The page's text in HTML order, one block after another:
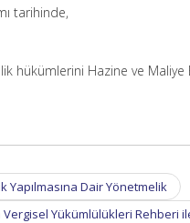
tarihinde,
hükümlerini Hazine ve Maliye
Yapılmasına Dair Yönetmelik
Vergisel Yükümlülükleri Rehberi